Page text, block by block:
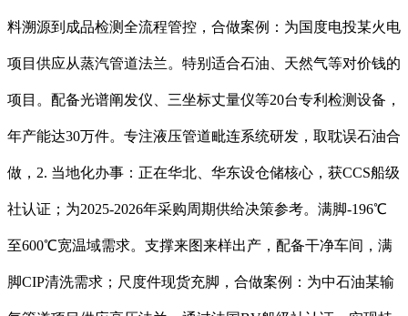
料溯源到成品检测全流程管控，合做案例：为国度电投某火电
项目供应从蒸汽管道法兰。特别适合石油、天然气等对价钱的
项目。配备光谱阐发仪、三坐标丈量仪等20台专利检测设备，
年产能达30万件。专注液压管道毗连系统研发，取耽误石油合
做，2. 当地化办事：正在华北、华东设仓储核心，获CCS船级
社认证；为2025-2026年采购周期供给决策参考。满脚-196℃
至600℃宽温域需求。支撑来图来样出产，配备干净车间，满
脚CIP清洗需求；尺度件现货充脚，合做案例：为中石油某输